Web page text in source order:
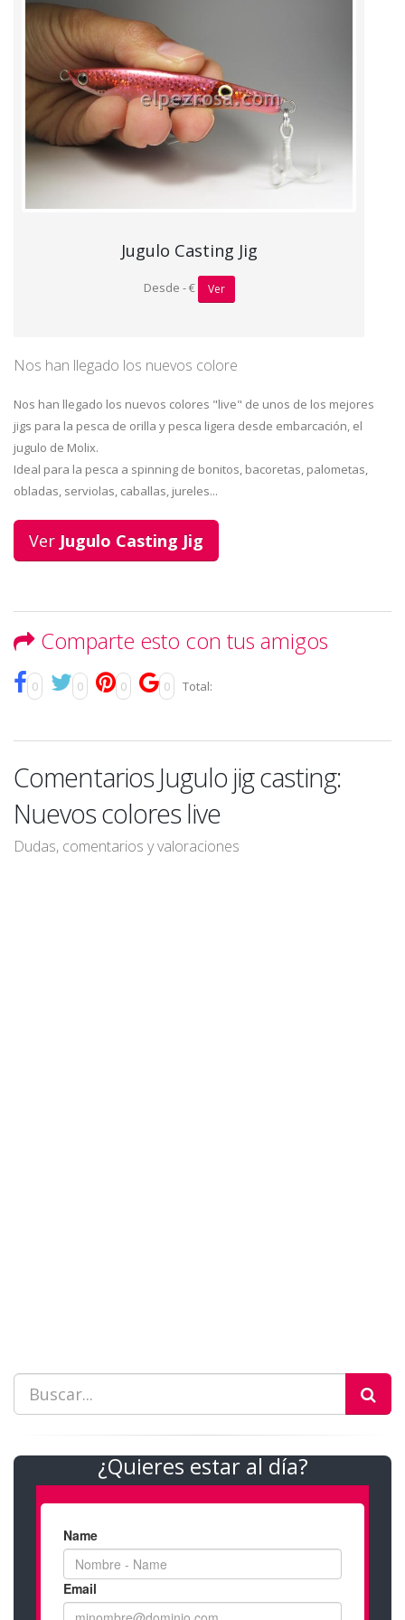
Jugulo Casting Jig
Desde - € Ver
Nos han llegado los nuevos colore
Nos han llegado los nuevos colores "live" de unos de los mejores
jigs para la pesca de orilla y pesca ligera desde embarcación, el
jugulo de Molix.
Ideal para la pesca a spinning de bonitos, bacoretas, palometas,
obladas, serviolas, caballas, jureles...
Ver Jugulo Casting Jig
Comparte esto con tus amigos
0 0 0 0 Total:
Comentarios Jugulo jig casting:
Nuevos colores live
Dudas, comentarios y valoraciones
¿Quieres estar al día?